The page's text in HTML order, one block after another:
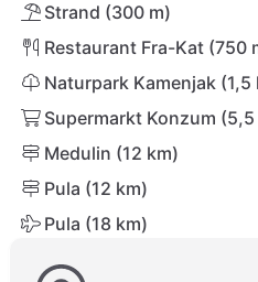
Strand (300 m)
Restaurant Fra-Kat (750
Naturpark Kamenjak (1,5
Supermarkt Konzum (5,5
Medulin (12 km)
Pula (12 km)
Pula (18 km)